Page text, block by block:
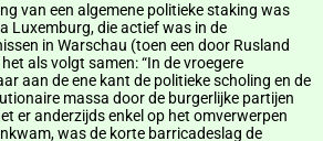
van een algemene politieke staking was
Luxemburg, die actief was in de
in Warschau (toen een door Rusland
als volgt samen: “In de vroegere
aan de ene kant de politieke scholing en de
massa door de burgerlijke partijen
er anderzijds enkel op het omverwerpen
was de korte barricadeslag de